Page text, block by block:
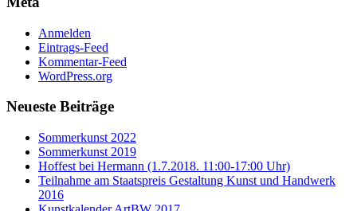
Anmelden
Eintrags-Feed
Kommentar-Feed
WordPress.org
Neueste Beiträge
Sommerkunst 2022
Sommerkunst 2019
Hoffest bei Hermann (1.7.2018. 11:00-17:00 Uhr)
Teilnahme am Staatspreis Gestaltung Kunst und Handwerk
2016